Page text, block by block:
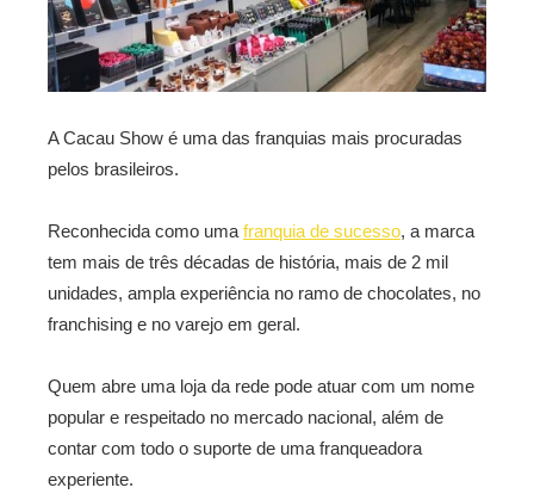
A Cacau Show é uma das franquias mais procuradas
pelos brasileiros.
Reconhecida como umafranquia de sucesso, a marca
tem mais de três décadas de história, mais de 2 mil
unidades, ampla experiência no ramo de chocolates, no
franchising e no varejo em geral.
Quem abre uma loja da rede pode atuar com um nome
popular e respeitado no mercado nacional, além de
contar com todo o suporte de uma franqueadora
experiente.